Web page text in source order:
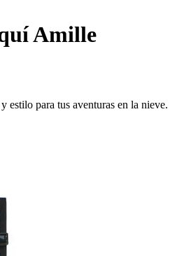
Amille
para tus aventuras en la nieve.